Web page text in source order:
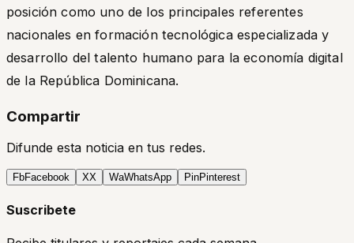
posición como uno de los principales referentes
nacionales en formación tecnológica especializada y
desarrollo del talento humano para la economía digital
de la República Dominicana.
Compartir
Difunde esta noticia en tus redes.
FbFacebook XX WaWhatsApp PinPinterest
Suscribete